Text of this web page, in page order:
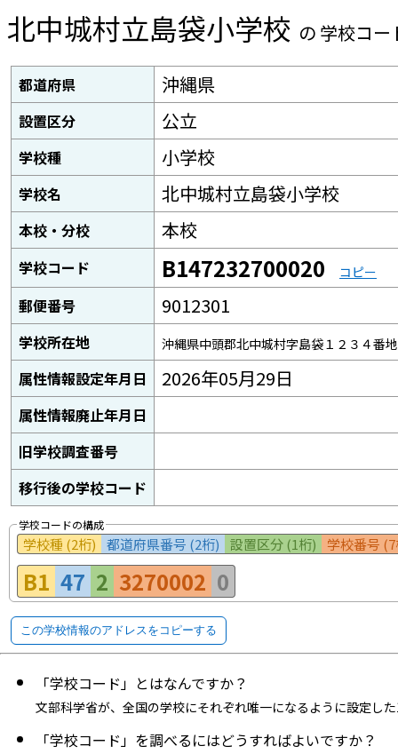
北中城村立島袋小学校 の 学校コー
都道府県 沖縄県
設置区分 公立
学校種 小学校
学校名 北中城村立島袋小学校
本校・分校 本校
学校コード B147232700020 コピー
郵便番号 9012301
学校所在地 沖縄県中頭郡北中城村字島袋１２３４番地
属性情報設定年月日 2026年05月29日
属性情報廃止年月日
旧学校調査番号
移行後の学校コード
学校コードの構成
学校種 (2桁) 都道府県番号 (2桁) 設置区分 (1桁) 学校番号
B1 47 2 3270002 0
この学校情報のアドレスをコピーする
「学校コード」とはなんですか？
文部科学省が、全国の学校にそれぞれ唯一になるように設定し
「学校コード」を調べるにはどうすればよいですか？